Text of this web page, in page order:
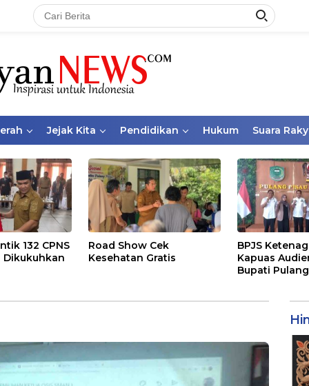
Jejak Kita Pendidikan Hukum Suara
132 CPNS
Dikukuhkan
Road Show Cek
Kesehatan Gratis
BPJS
Kapuas
Bupati